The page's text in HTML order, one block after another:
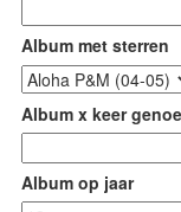
Album met sterren
Album x keer
Album op jaar